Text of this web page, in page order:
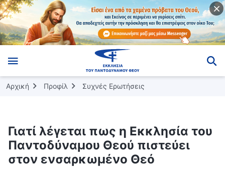
Αρχική Προφίλ Συχνές Ερωτήσεις
Γιατί λέγεται πως η Εκκλησία του
Παντοδύναμου Θεού πιστεύει
στον ενσαρκωμένο Θεό